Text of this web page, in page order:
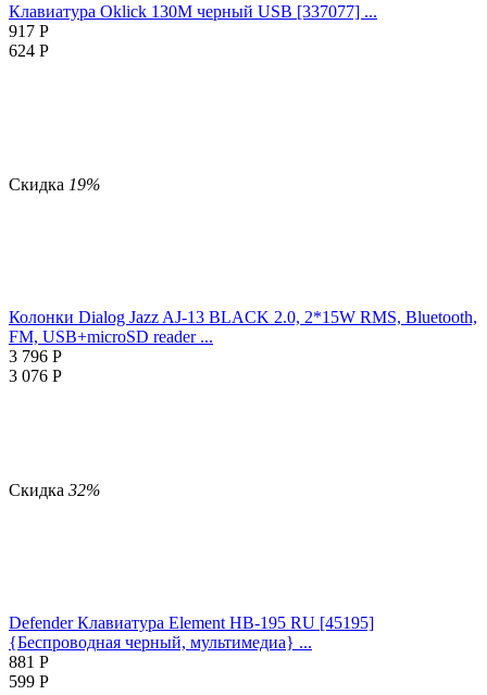
Клавиатура Oklick 130M черный USB [337077] ...
917 Р
624 Р
Скидка 19%
Колонки Dialog Jazz AJ-13 BLACK 2.0, 2*15W RMS, Bluetooth,
FM, USB+microSD reader ...
3 796 Р
3 076 Р
Скидка 32%
Defender Клавиатура Element HB-195 RU [45195]
{Беспроводная черный, мультимедиа} ...
881 Р
599 Р